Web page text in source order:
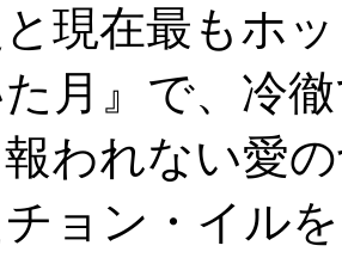
現在最もホ
月』で、冷
われない愛
ョン・イル